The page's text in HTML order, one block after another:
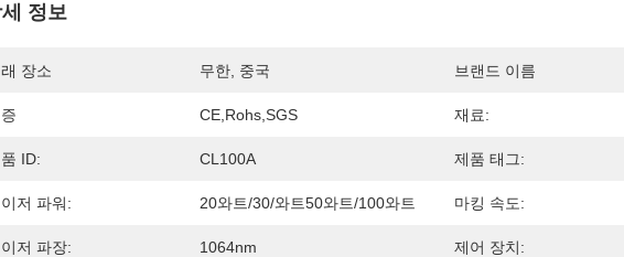
정보
장소 무한, 중국 브랜드 이름
CE,Rohs,SGS 재료:
ID: CL100A 제품 태그:
저 파워: 20와트/30/와트50와트/100와트 마킹 속도:
저 파장: 1064nm 제어 장치: